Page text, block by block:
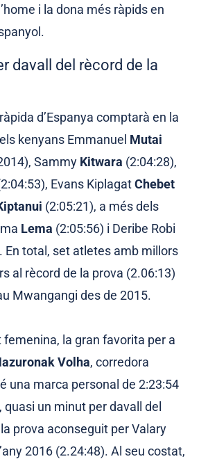
i la dona més ràpids en
davall del rècord de la
d’Espanya comptarà en la
kenyans Emmanuel Mutai
Sammy Kitwara (2:04:28),
Evans KiplagatChebet
(2:05:21), a més dels
Lema (2:05:56) i Deribe Robi
En total, set atletes amb millors
al rècord de la prova (2.06:13)
Mwangangi des de 2015.
femenina, la gran favorita per a
Volha, corredora
una marca personal de 2:23:54
quasi un minut per davall del
prova aconseguit per Valary
2016 (2.24:48). Al seu costat,